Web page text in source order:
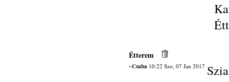
Étterem
~Csaba10:22 Szo, 07 Jan 2017